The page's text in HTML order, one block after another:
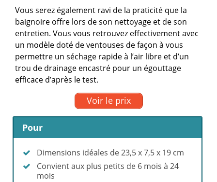
Vous serez également ravi de la praticité que la
baignoire offre lors de son nettoyage et de son
entretien. Vous vous retrouvez effectivement avec
un modèle doté de ventouses de façon à vous
permettre un séchage rapide à l’air libre et d’un
trou de drainage encastré pour un égouttage
efficace d’après le test.
Voir le prix
Pour
Dimensions idéales de 23,5 x 7,5 x 19 cm
Convient aux plus petits de 6 mois à 24
mois